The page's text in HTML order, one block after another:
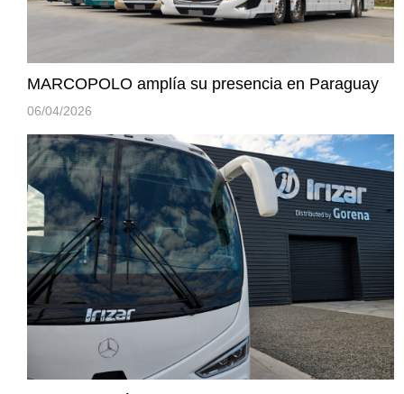
MARCOPOLO amplía su presencia en Paraguay
06/04/2026